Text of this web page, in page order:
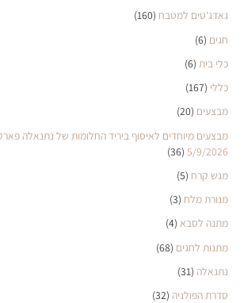
גאדג'טים למטבח (160)
חגים (6)
כלי בית (6)
כללי (167)
מבצעים (20)
5/9/2026
(36)
מגש קרח (5)
מנורת מלח (3)
מתנה לסבא (4)
מתנות לחגים (68)
נתנאלה (31)
סדרת הפולניה (32)